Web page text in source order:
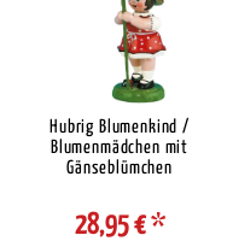
Hubrig Blumenkind /
Blumenmädchen mit
Gänseblümchen
28,95 €*